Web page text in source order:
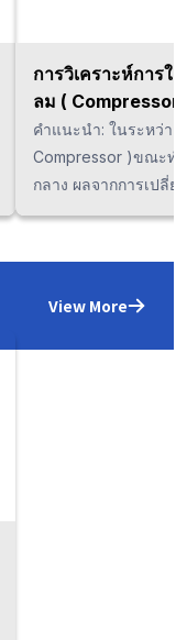
การวิเคราะห์การใ
ลม ( Compressor
คำแนะนำ: ในระหว่า
Compressor )ขณะท
กลาง ผลจากการเปลี่
compressor ทำให้คา
Compressor ทำงาน
สามารถลดค่าใช้จ่ายล
เสนอให้ใช้
View More